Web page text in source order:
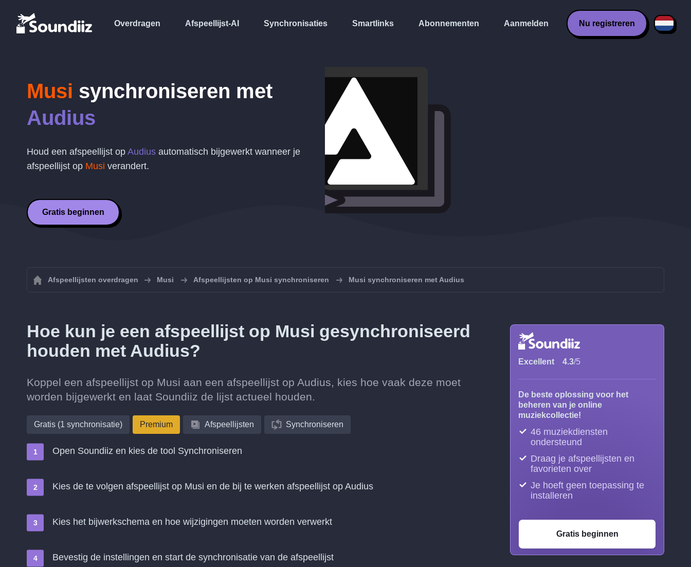
Overdragen Afspeellijst-AI Synchronisaties Smartlinks Abonnementen Aanmelden Nu registreren
Musi synchroniseren met
Audius
Houd een afspeellijst op Audius automatisch bijgewerkt wanneer je
afspeellijst op Musi verandert.
Gratis beginnen
Afspeellijsten overdragen Musi Afspeellijsten op Musi synchroniseren Musi synchroniseren met Audius
Hoe kun je een afspeellijst op Musi gesynchroniseerd
houden met Audius?
Koppel een afspeellijst op Musi aan een afspeellijst op Audius, kies hoe vaak deze moet
worden bijgewerkt en laat Soundiiz de lijst actueel houden.
Gratis (1 synchronisatie) Premium Afspeellijsten Synchroniseren
Open Soundiiz en kies de tool Synchroniseren
Kies de te volgen afspeellijst op Musi en de bij te werken afspeellijst op Audius
Kies het bijwerkschema en hoe wijzigingen moeten worden verwerkt
Bevestig de instellingen en start de synchronisatie van de afspeellijst
Excellent 4.3/5
De beste oplossing voor het
beheren van je online
muziekcollectie!
46 muziekdiensten
ondersteund
Draag je afspeellijsten en
favorieten over
Je hoeft geen toepassing te
installeren
Gratis beginnen